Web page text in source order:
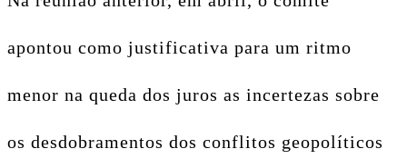
apontou como justificativa para um ritmo
menor na queda dos juros as incertezas sobre
os desdobramentos dos conflitos geopolíticos